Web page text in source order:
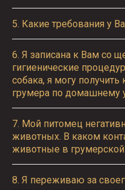
5. Какие требования у
6. Я записана к Вам со
гигиенические
собака, я могу получить
грумера по домашнему
7. Мой питомец
животных. В каком
животные в
8. Я переживаю за